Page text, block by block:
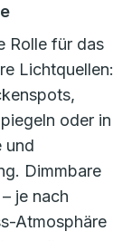
Rolle für das
Lichtquellen:
oder in
und
Dimmbare
je nach
Atmosphäre